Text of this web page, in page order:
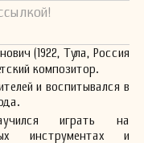
(1922, Тула, Россия
композитор.
и воспитывался в
играть на
инструментах и